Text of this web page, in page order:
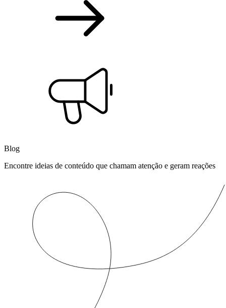
Blog
Encontre ideias de conteúdo que chamam atenção e geram reações